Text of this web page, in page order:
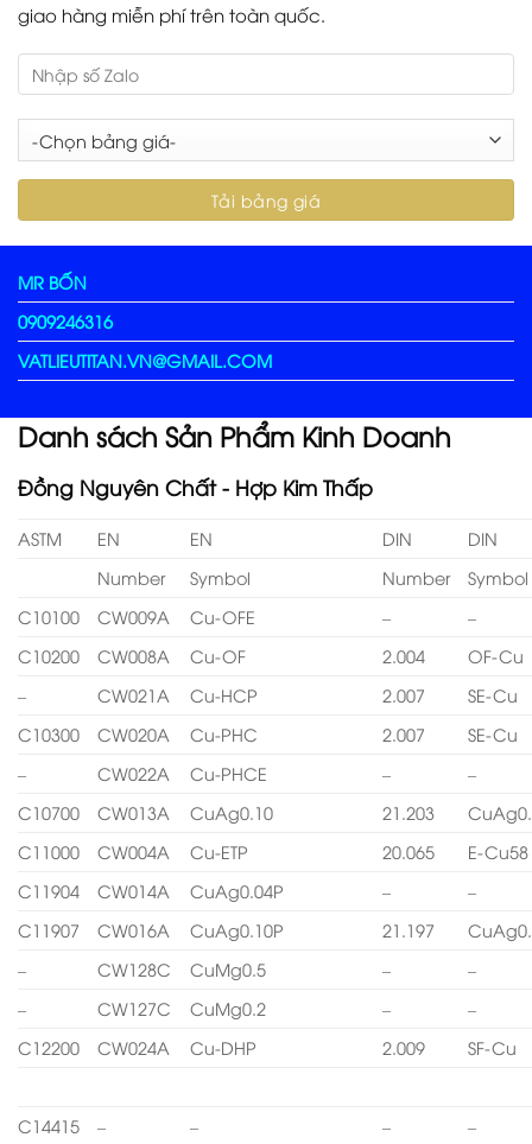
giao hàng miễn phí trên toàn quốc.
MR BỐN
0909246316
VATLIEUTITAN.VN@GMAIL.COM
Danh sách Sản Phẩm Kinh Doanh
Đồng Nguyên Chất - Hợp Kim Thấp
ASTM EN EN DIN
DIN
Number
Symbol Number
Symbol
C10100
CW009A Cu-OFE –
–
C10200
CW008A Cu-OF 2.004
OF-Cu
–
CW021A Cu-HCP 2.007
SE-Cu
C10300
CW020A Cu-PHC 2.007
SE-Cu
–
CW022A Cu-PHCE –
–
C10700
CW013A CuAg0.10 21.203
C11000
CW004A Cu-ETP 20.065
E-Cu58
C11904
CW014A CuAg0.04P –
–
C11907
CW016A CuAg0.10P 21.197
–
CW128C CuMg0.5 –
–
–
CW127C CuMg0.2 –
–
C12200
CW024A Cu-DHP 2.009 SF-Cu
C14415 – – –
–